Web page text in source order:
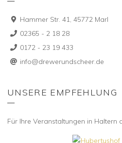
Hammer Str. 41, 45772 Marl
02365 - 2 18 28
0172 - 23 19 433
info@drewerundscheer.de
UNSERE EMPFEHLUNG
Für Ihre Veranstaltungen in Haltern